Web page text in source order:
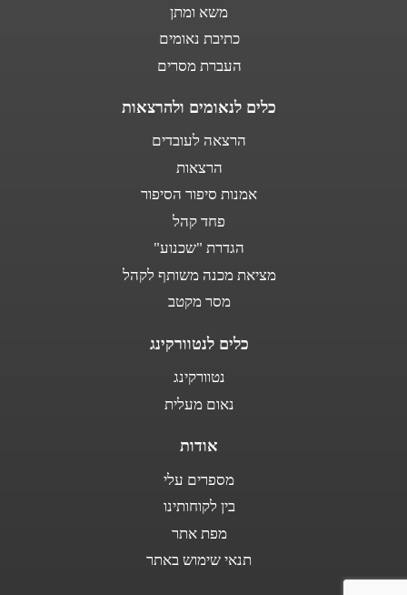
משא ומתן
כתיבת נאומים
העברת מסרים
כלים לנאומים ולהרצאות
הרצאה לעובדים
הרצאות
אמנות סיפור הסיפור
פחד קהל
הגדרת "שכנוע"
מציאת מכנה משותף לקהל
מסר מקטב
כלים לנטוורקינג
נטוורקינג
נאום מעלית
אודות
מספרים עלי
בין לקוחותינו
מפת אתר
תנאי שימוש באתר